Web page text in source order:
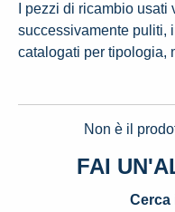
I pezzi di ricambio
successivamente puliti,
catalogati per tipologia,
Non è il
FAI
Cerca